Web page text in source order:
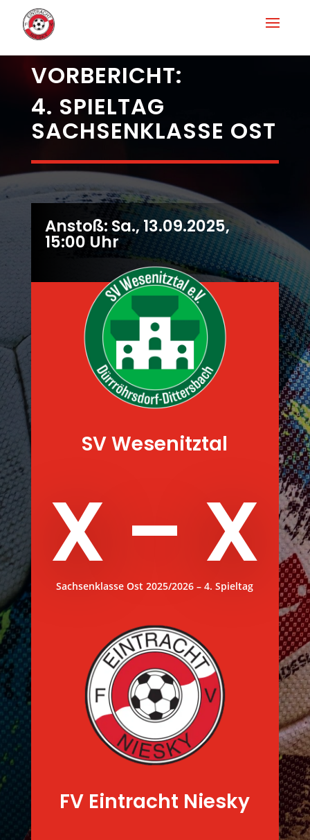
VORBERICHT:
4. SPIELTAG
SACHSENKLASSE OST
Anstoß: Sa., 13.09.2025,
15:00 Uhr
SV Wesenitztal
X – X
Sachsenklasse Ost 2025/2026 – 4. Spieltag
FV Eintracht Niesky